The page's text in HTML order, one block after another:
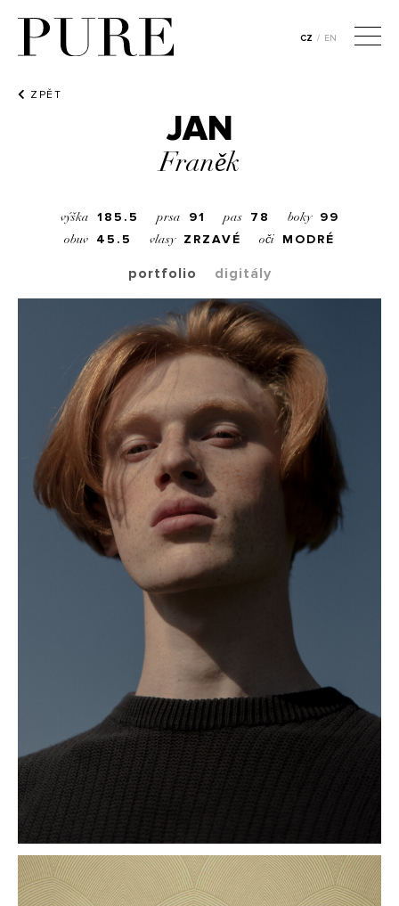
CZ / EN
ZPĚT
JAN
Franěk
výška 185.5 prsa 91 pas 78 boky 99
obuv 45.5 vlasy ZRZAVÉ oči MODRÉ
portfolio digitály